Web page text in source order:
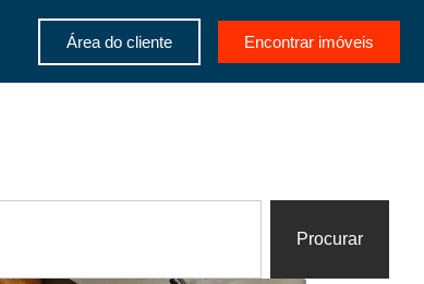
Área do cliente Encontrar imóveis
Procurar